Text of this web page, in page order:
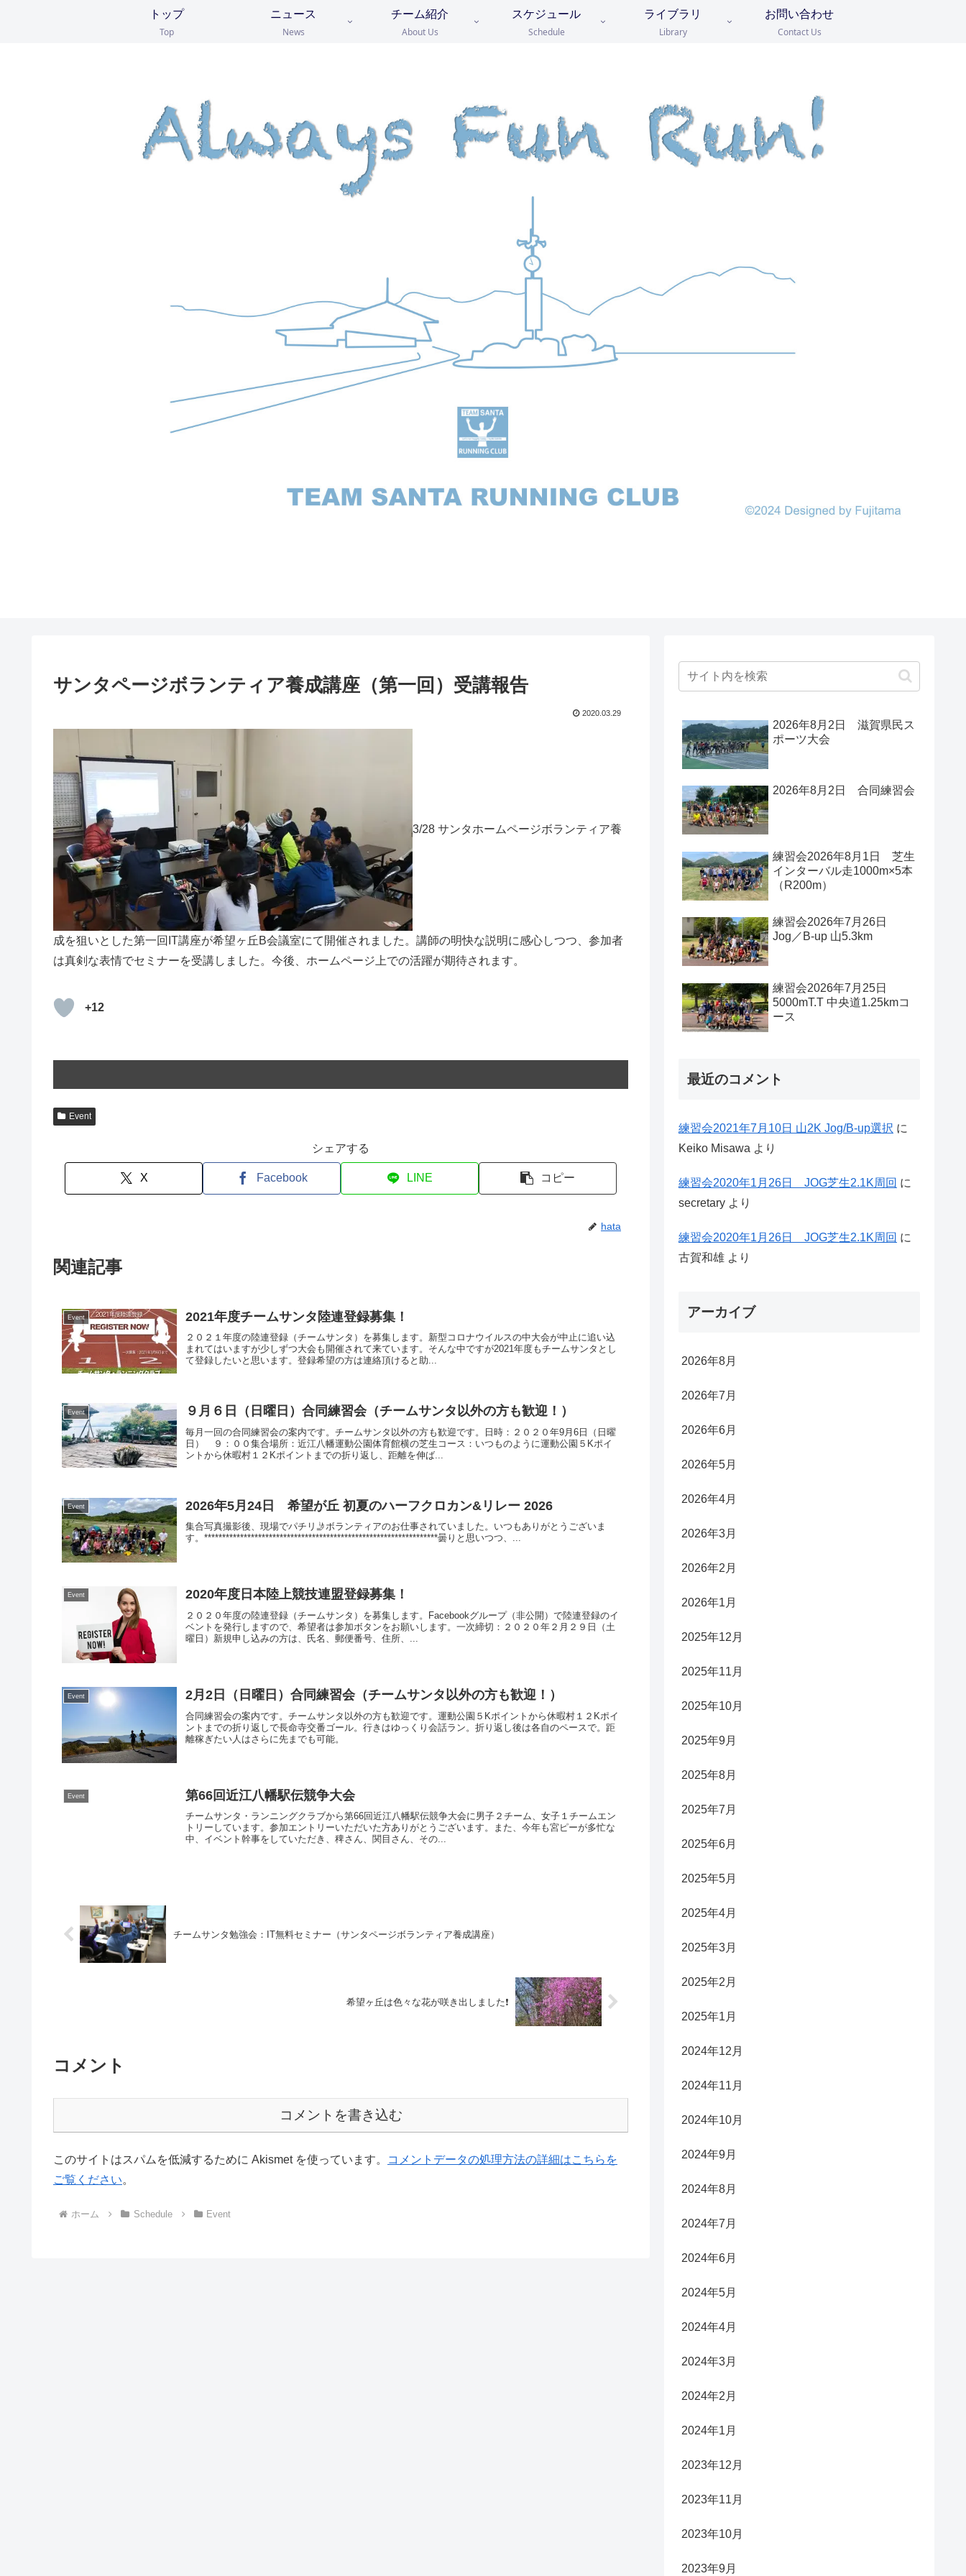
トップ
Top
ニュース
News
チーム紹介
About Us
スケジュール
Schedule
ライブラリ
Library
お問い合わせ
Contact Us
サンタページボランティア養成講座（第一回）受講報告
2020.03.29
3/28 サンタホームページボランティア養
成を狙いとした第一回IT講座が希望ヶ丘B会議室にて開催されました。講師の明快な説明に感心しつつ、参加者
は真剣な表情でセミナーを受講しました。今後、ホームページ上での活躍が期待されます。
+12
Event
シェアする
X Facebook LINE コピー
hata
関連記事
Event 2021年度チームサンタ陸連登録募集！
２０２１年度の陸連登録（チームサンタ）を募集します。新型コロナウイルスの中大会が中止に追い込
まれてはいますが少しずつ大会も開催されて来ています。そんな中ですが2021年度もチームサンタとし
て登録したいと思います。登録希望の方は連絡頂けると助...
Event ９月６日（日曜日）合同練習会（チームサンタ以外の方も歓迎！）
毎月一回の合同練習会の案内です。チームサンタ以外の方も歓迎です。日時：２０２０年9月6日（日曜
日） ９：００集合場所：近江八幡運動公園体育館横の芝生コース：いつものように運動公園５Kポイ
ントから休暇村１２Kポイントまでの折り返し、距離を伸ば...
Event 2026年5月24日 希望が丘 初夏のハーフクロカン&リレー 2026
集合写真撮影後、現場でパチリ🤳ボランティアのお仕事されていました。いつもありがとうございま
す。*****************************************************************曇りと思いつつ、...
Event 2020年度日本陸上競技連盟登録募集！
２０２０年度の陸連登録（チームサンタ）を募集します。Facebookグループ（非公開）で陸連登録のイ
ベントを発行しますので、希望者は参加ボタンをお願いします。一次締切：２０２０年２月２９日（土
曜日）新規申し込みの方は、氏名、郵便番号、住所、...
Event 2月2日（日曜日）合同練習会（チームサンタ以外の方も歓迎！）
合同練習会の案内です。チームサンタ以外の方も歓迎です。運動公園５Kポイントから休暇村１２Kポイ
ントまでの折り返しで長命寺交番ゴール。行きはゆっくり会話ラン。折り返し後は各自のペースで。距
離稼ぎたい人はさらに先までも可能。
Event 第66回近江八幡駅伝競争大会
チームサンタ・ランニングクラブから第66回近江八幡駅伝競争大会に男子２チーム、女子１チームエン
トリーしています。参加エントリーいただいた方ありがとうございます。また、今年も宮ピーが多忙な
中、イベント幹事をしていただき、稗さん、関目さん、その...
チームサンタ勉強会：IT無料セミナー（サンタページボランティア養成講座）
希望ヶ丘は色々な花が咲き出しました❗
コメント
コメントを書き込む
このサイトはスパムを低減するために Akismet を使っています。
コメントデータの処理方法の詳細はこちらを
ご覧ください。
ホーム Schedule Event
2026年8月2日 滋賀県民ス
ポーツ大会
2026年8月2日 合同練習会
練習会2026年8月1日 芝生
インターバル走1000m×5本
（R200m）
練習会2026年7月26日
Jog／B-up 山5.3km
練習会2026年7月25日
5000mT.T 中央道1.25kmコ
ース
最近のコメント
練習会2021年7月10日 山2K Jog/B-up選択 に
Keiko Misawa より
練習会2020年1月26日 JOG芝生2.1K周回 に
secretary より
練習会2020年1月26日 JOG芝生2.1K周回 に
古賀和雄 より
アーカイブ
2026年8月
2026年7月
2026年6月
2026年5月
2026年4月
2026年3月
2026年2月
2026年1月
2025年12月
2025年11月
2025年10月
2025年9月
2025年8月
2025年7月
2025年6月
2025年5月
2025年4月
2025年3月
2025年2月
2025年1月
2024年12月
2024年11月
2024年10月
2024年9月
2024年8月
2024年7月
2024年6月
2024年5月
2024年4月
2024年3月
2024年2月
2024年1月
2023年12月
2023年11月
2023年10月
2023年9月